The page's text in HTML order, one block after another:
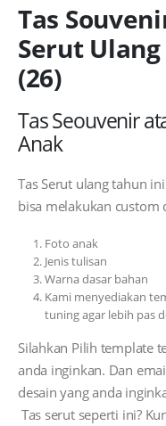
Tas
Serut
(26)
Tas Seouvenir
Anak
Tas Serut ulang tahun
bisa melakukan custom
Foto anak
Jenis tulisan
Warna dasar bahan
Kami menyediakan
tuning agar lebih pas
Silahkan Pilih template
anda inginkan. Dan
desain yang anda
Tas serut seperti ini?